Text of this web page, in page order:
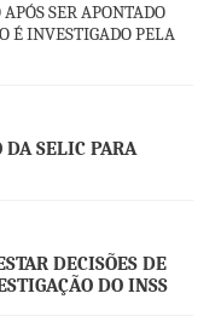
SER APONTADO
É INVESTIGADO PELA
DA SELIC PARA
DECISÕES DE
DO INSS